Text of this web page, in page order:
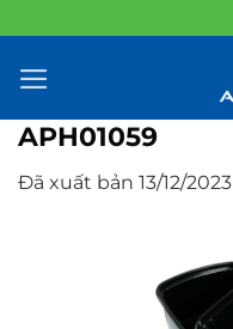
đến
nội
APH01059
Đã xuất bản 13/12/2023